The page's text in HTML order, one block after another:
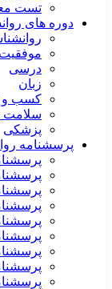
تست
دوره های
موفقیت
درسی
زبان
کسب و
سلامت
پزشکی
پرسشنامه